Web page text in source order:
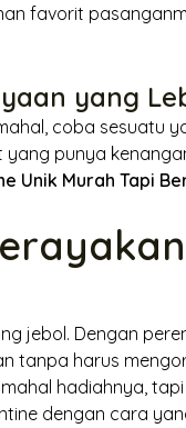
favorit
yang
coba sesuatu
punya
Unik Murah Tapi
jebol. Dengan
tanpa harus
hadiahnya,
dengan cara